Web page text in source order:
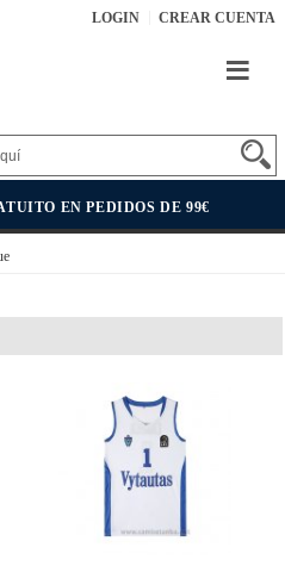
LOGIN CREAR CUENTA
EN PEDIDOS DE 99€